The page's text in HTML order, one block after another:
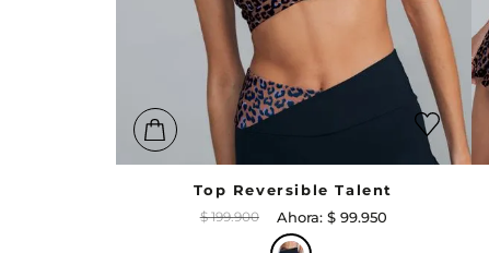
Top Reversible Talent
$ 199.900 $ 99.950